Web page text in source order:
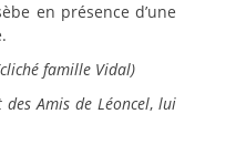
en présence d’une
famille Vidal)
des Amis de Léoncel, lui